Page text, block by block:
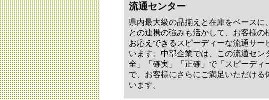
流通センター
県内最大級の品揃えと在庫をベースに
との連携の強みも活かして、お客様の
お応えできるスピーディーな流通サー
います。中部企業では、この流通セン
全」「確実」「正確」で「スピーディ
で、お客様にさらにご満足いただける
います。